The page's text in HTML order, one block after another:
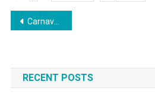
Navegação
Post
Carnaval também é na grelha: por que o churrasco virou o “bloquinho oficial” de quem foge da folia
RECENT POSTS